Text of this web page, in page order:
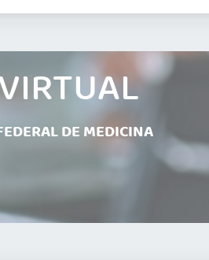
DE MEDICINA